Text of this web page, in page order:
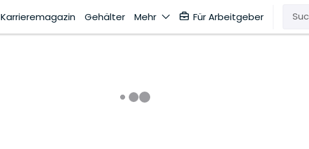
Karrieremagazin Gehälter Mehr Für Arbeitgeber